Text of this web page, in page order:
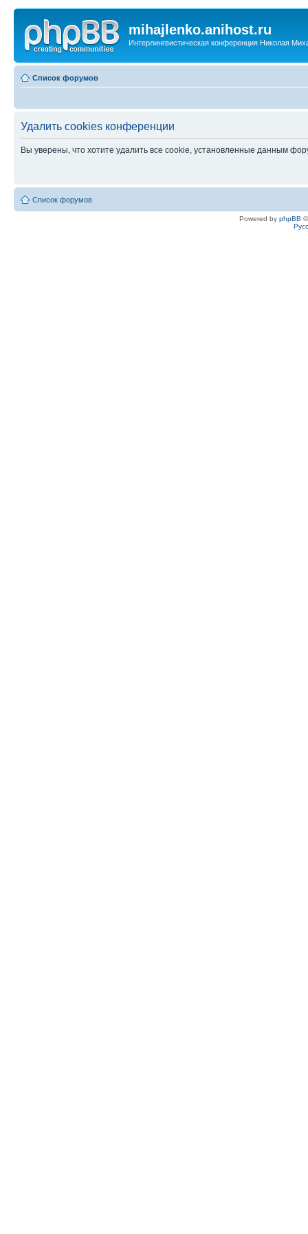
mihajlenko.anihost.ru
Интерлингвистическая конференция Николая
Список форумов
Удалить cookies конференции
Вы уверены, что хотите удалить все cookie, установленные данным
Список форумов
Powered by phpBB